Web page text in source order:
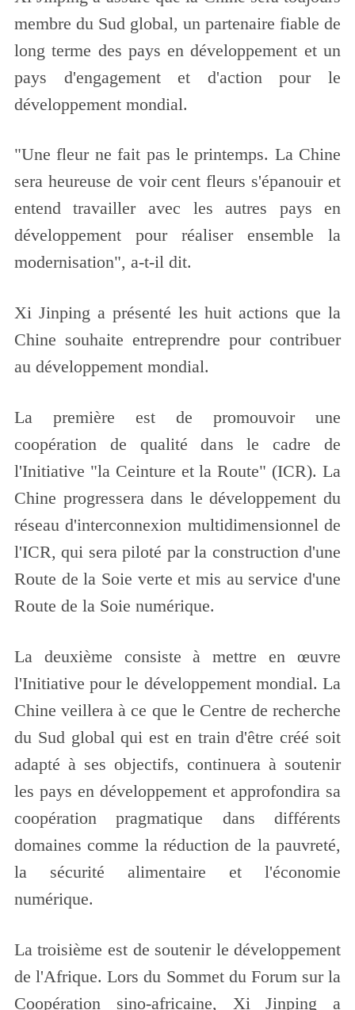
membre du Sud global, un partenaire fiable de
long terme des pays en développement et un
pays d'engagement et d'action pour le
développement mondial.
"Une fleur ne fait pas le printemps. La Chine
sera heureuse de voir cent fleurs s'épanouir et
entend travailler avec les autres pays en
développement pour réaliser ensemble la
modernisation", a-t-il dit.
Xi Jinping a présenté les huit actions que la
Chine souhaite entreprendre pour contribuer
au développement mondial.
La première est de promouvoir une
coopération de qualité dans le cadre de
l'Initiative "la Ceinture et la Route" (ICR). La
Chine progressera dans le développement du
réseau d'interconnexion multidimensionnel de
l'ICR, qui sera piloté par la construction d'une
Route de la Soie verte et mis au service d'une
Route de la Soie numérique.
La deuxième consiste à mettre en œuvre
l'Initiative pour le développement mondial. La
Chine veillera à ce que le Centre de recherche
du Sud global qui est en train d'être créé soit
adapté à ses objectifs, continuera à soutenir
les pays en développement et approfondira sa
coopération pragmatique dans différents
domaines comme la réduction de la pauvreté,
la sécurité alimentaire et l'économie
numérique.
La troisième est de soutenir le développement
de l'Afrique. Lors du Sommet du Forum sur la
Coopération sino-africaine, Xi Jinping a